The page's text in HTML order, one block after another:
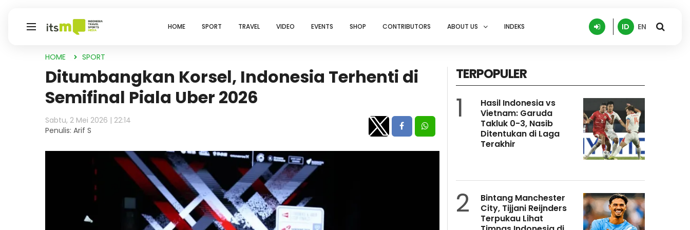
HOME SPORT TRAVEL VIDEO EVENTS SHOP CONTRIBUTORS ABOUT US INDEKS ID EN
HOME SPORT
Ditumbangkan Korsel, Indonesia Terhenti di
Semifinal Piala Uber 2026
Sabtu, 2 Mei 2026 | 22:14
Penulis: Arif S
TERPOPULER
1
Hasil Indonesia vs
Vietnam: Garuda
Takluk 0-3, Nasib
Ditentukan di Laga
Terakhir
2
Bintang Manchester
City, Tijjani Reijnders
Terpukau Lihat